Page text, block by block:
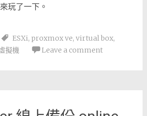
玩了一下。
ESXi, proxmox ve, virtual box,
擬機 Leave a comment